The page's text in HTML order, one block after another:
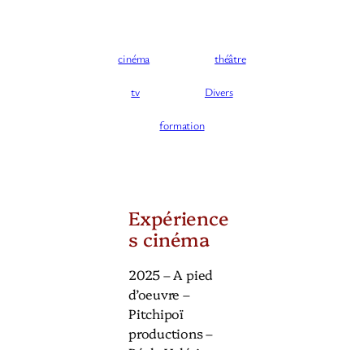
cinéma théâtre
tv Divers
formation
Expérience
s cinéma
2025 – A pied
d’oeuvre –
Pitchipoï
productions –